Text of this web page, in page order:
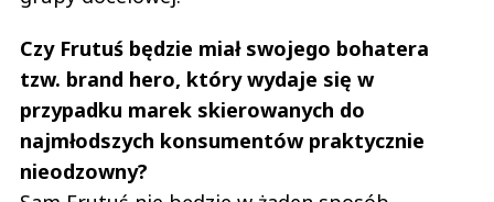
Czy Frutuś będzie miał swojego bohatera
tzw. brand hero, który wydaje się w
przypadku marek skierowanych do
najmłodszych konsumentów praktycznie
nieodzowny?